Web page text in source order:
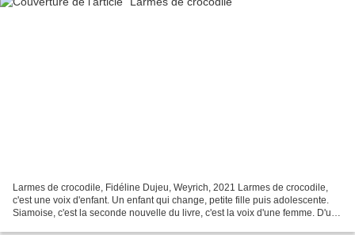
Larmes de crocodile, Fidéline Dujeu, Weyrich, 2021 Larmes de crocodile,
c'est une voix d'enfant. Un enfant qui change, petite fille puis adolescente.
Siamoise, c'est la seconde nouvelle du livre, c'est la voix d'une femme. D'une